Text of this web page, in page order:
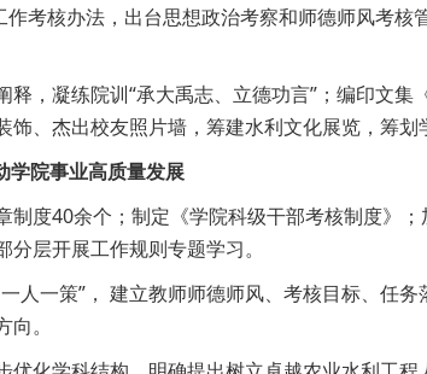
考核办法，出台思想政治考察和师德师风考核
，凝练院训“承大禹志、立德功言”；编印文集
、杰出校友照片墙，筹建水利文化展览，筹划
学院事业高质量发展
度40余个；制定《学院科级干部考核制度》
层开展工作规则专题学习。
一策”， 建立教师师德师风、考核目标、任
。